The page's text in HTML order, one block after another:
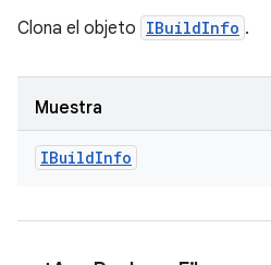
Clona el objeto IBuildInfo .
Muestra
IBuildInfo